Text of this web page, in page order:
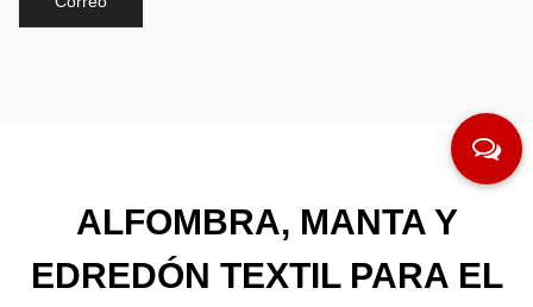
ALFOMBRA, MANTA Y
EDREDÓN TEXTIL PARA EL